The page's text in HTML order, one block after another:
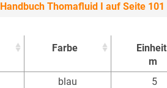
Handbuch Thomafluid I auf Seite 101
Farbe
Einheit
m
Farbe
Einheit
blau 5